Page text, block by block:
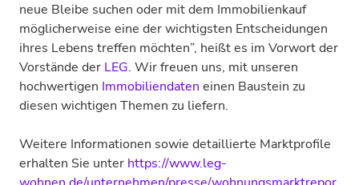
neue Bleibe suchen oder mit dem Immobilienkauf
möglicherweise eine der wichtigsten Entscheidungen
ihres Lebens treffen möchten”, heißt es im Vorwort der
Vorstände der LEG. Wir freuen uns, mit unseren
hochwertigen Immobiliendaten einen Baustein zu
diesen wichtigen Themen zu liefern.
Weitere Informationen sowie detaillierte Marktprofile
erhalten Sie unter https://www.leg-